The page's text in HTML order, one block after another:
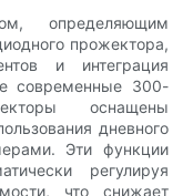
определяющим
прожектора,
и интеграция
современные 300-
оснащены
дневного
Эти функции
регулируя
что снижает